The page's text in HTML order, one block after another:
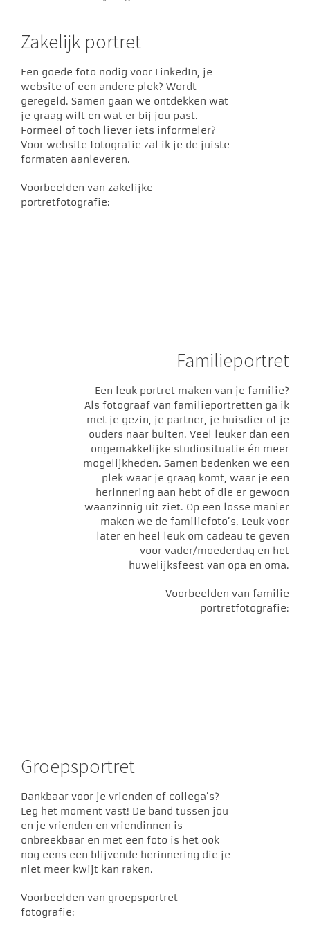
Zakelijk portret
Een goede foto nodig voor LinkedIn, je
website of een andere plek? Wordt
geregeld. Samen gaan we ontdekken wat
je graag wilt en wat er bij jou past.
Formeel of toch liever iets informeler?
Voor website fotografie zal ik je de juiste
formaten aanleveren.
Voorbeelden van zakelijke
portretfotografie:
Familieportret
Een leuk portret maken van je familie?
Als fotograaf van familieportretten ga ik
met je gezin, je partner, je huisdier of je
ouders naar buiten. Veel leuker dan een
ongemakkelijke studiosituatie én meer
mogelijkheden. Samen bedenken we een
plek waar je graag komt, waar je een
herinnering aan hebt of die er gewoon
waanzinnig uit ziet. Op een losse manier
maken we de familiefoto’s. Leuk voor
later en heel leuk om cadeau te geven
voor vader/moederdag en het
huwelijksfeest van opa en oma.
Voorbeelden van familie
portretfotografie:
Groepsportret
Dankbaar voor je vrienden of collega’s?
Leg het moment vast! De band tussen jou
en je vrienden en vriendinnen is
onbreekbaar en met een foto is het ook
nog eens een blijvende herinnering die je
niet meer kwijt kan raken.
Voorbeelden van groepsportret
fotografie: